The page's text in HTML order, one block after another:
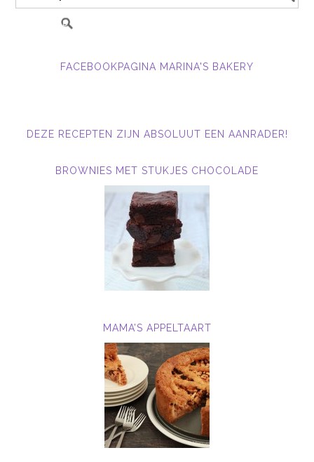
FACEBOOKPAGINA MARINA'S BAKERY
DEZE RECEPTEN ZIJN ABSOLUUT EEN AANRADER!
BROWNIES MET STUKJES CHOCOLADE
MAMA’S APPELTAART